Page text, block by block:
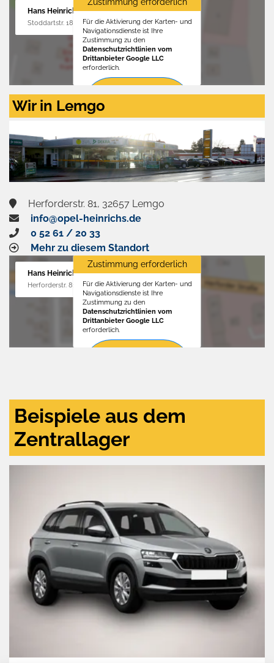
Hans Heinrichs GmbH
Stoddartstr. 18, 32758 DetmoldFür die Aktivierung der Karten- und
Navigationsdienste ist Ihre
Zustimmung zu den
Datenschutzrichtlinien vom
Drittanbieter Google LLC
erforderlich.
Zustimmen
aktivieren
Wir in Lemgo
Herforderstr. 81, 32657 Lemgo
info@opel-heinrichs.de
0 52 61 / 20 33
Mehr zu diesem Standort
Hans Heinrichs GmbH
Herforderstr. 81, 32657 Lemgo
Zustimmung erforderlich
Für die Aktivierung der Karten- und
Navigationsdienste ist Ihre
Zustimmung zu den
Datenschutzrichtlinien vom
Drittanbieter Google LLC
erforderlich.
Beispiele aus dem
Zentrallager